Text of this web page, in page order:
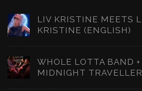
LIV KRISTINE MEETS
KRISTINE (ENGLISH)
WHOLE LOTTA BAND +
MIDNIGHT